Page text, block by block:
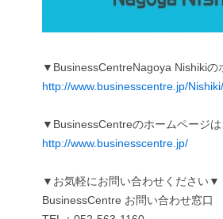
▼BusinessCentreNagoya Nishiki
http://www.businesscentre.jp/Nishiki/
▼BusinessCentreのホームページ
http://www.businesscentre.jp/
▼お気軽にお問い合わせください▼
BusinessCentre お問い合わせ窓口